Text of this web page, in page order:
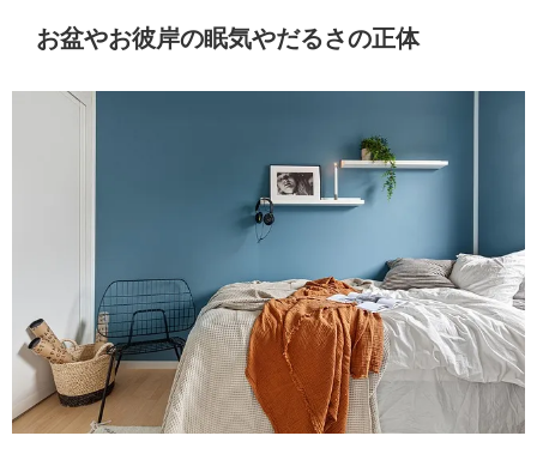
お盆やお彼岸の眠気やだるさの正体